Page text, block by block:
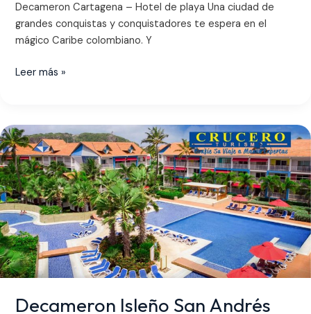
Decameron Cartagena – Hotel de playa Una ciudad de
grandes conquistas y conquistadores te espera en el
mágico Caribe colombiano. Y
Leer más »
Decameron Isleño San Andrés
Decameron
Isleño
San
Andrés